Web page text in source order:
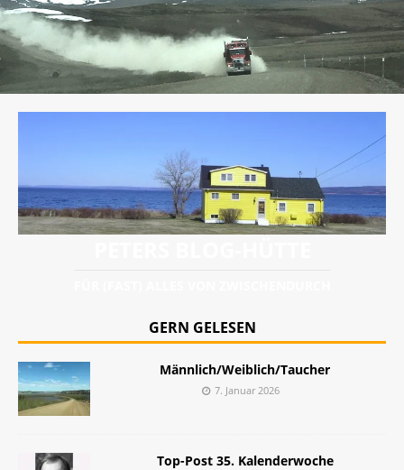
GERN GELESEN
Männlich/Weiblich/Taucher
7. Januar 2026
Top-Post 35. Kalenderwoche